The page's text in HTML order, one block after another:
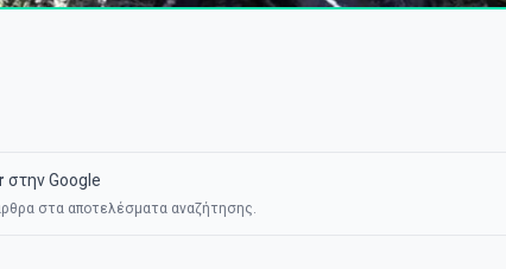
στην Google
στα αποτελέσματα αναζήτησης.